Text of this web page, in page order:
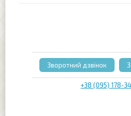
+38 (095) 178-
Зворотний дзвінок